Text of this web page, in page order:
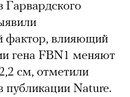
Гарвардского
фактор, влияющий
гена FBN1 меняют
см, отметили
публикации Nature.